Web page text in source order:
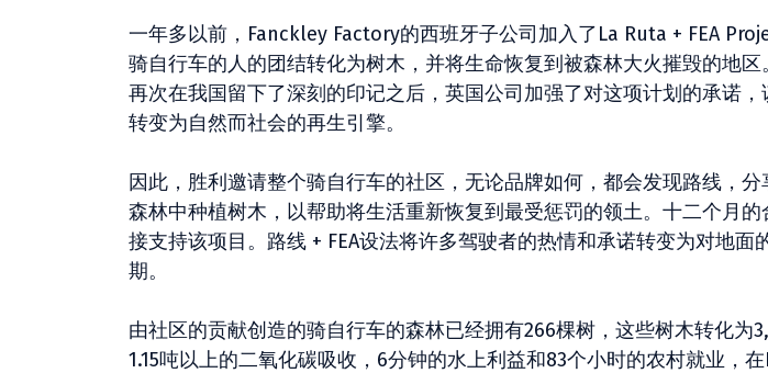
一年多以前，Fanckley Factory的西班牙子公司加入了La Ruta + FEA
骑自行车的人的团结转化为树木，并将生命恢复到被森林大火摧毁的地
再次在我国留下了深刻的印记之后，英国公司加强了对这项计划的承诺
转变为自然而社会的再生引擎。
因此，胜利邀请整个骑自行车的社区，无论品牌如何，都会发现路线，
森林中种植树木，以帮助将生活重新恢复到最受惩罚的领土。十二个月
接支持该项目。路线 + FEA设法将许多驾驶者的热情和承诺转变为对地面
期。
由社区的贡献创造的骑自行车的森林已经拥有266棵树，这些树木转化为
1.15吨以上的二氧化碳吸收，6分钟的水上利益和83个小时的农村就业，